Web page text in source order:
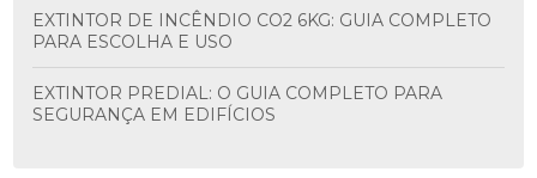
EXTINTOR DE INCÊNDIO CO2 6KG: GUIA COMPLETO
PARA ESCOLHA E USO
EXTINTOR PREDIAL: O GUIA COMPLETO PARA
SEGURANÇA EM EDIFÍCIOS